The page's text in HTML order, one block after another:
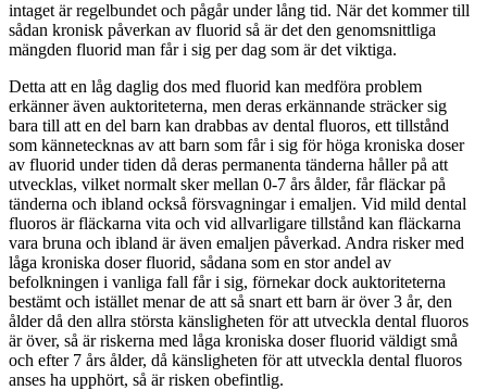
intaget är regelbundet och pågår under lång tid. När det kommer till
sådan kronisk påverkan av fluorid så är det den genomsnittliga
mängden fluorid man får i sig per dag som är det viktiga.
Detta att en låg daglig dos med fluorid kan medföra problem
erkänner även auktoriteterna, men deras erkännande sträcker sig
bara till att en del barn kan drabbas av dental fluoros, ett tillstånd
som kännetecknas av att barn som får i sig för höga kroniska doser
av fluorid under tiden då deras permanenta tänderna håller på att
utvecklas, vilket normalt sker mellan 0-7 års ålder, får fläckar på
tänderna och ibland också försvagningar i emaljen. Vid mild dental
fluoros är fläckarna vita och vid allvarligare tillstånd kan fläckarna
vara bruna och ibland är även emaljen påverkad. Andra risker med
låga kroniska doser fluorid, sådana som en stor andel av
befolkningen i vanliga fall får i sig, förnekar dock auktoriteterna
bestämt och istället menar de att så snart ett barn är över 3 år, den
ålder då den allra största känsligheten för att utveckla dental fluoros
är över, så är riskerna med låga kroniska doser fluorid väldigt små
och efter 7 års ålder, då känsligheten för att utveckla dental fluoros
anses ha upphört, så är risken obefintlig.